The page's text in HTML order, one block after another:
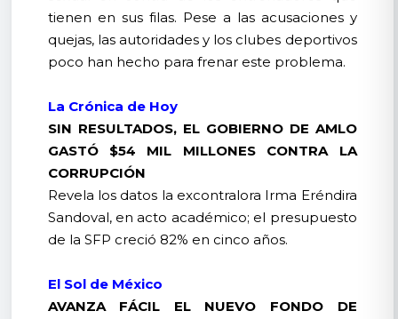
tienen en sus filas. Pese a las acusaciones y
quejas, las autoridades y los clubes deportivos
poco han hecho para frenar este problema.
La Crónica de Hoy
SIN RESULTADOS, EL GOBIERNO DE AMLO
GASTÓ $54 MIL MILLONES CONTRA LA
CORRUPCIÓN
Revela los datos la excontralora Irma Eréndira
Sandoval, en acto académico; el presupuesto
de la SFP creció 82% en cinco años.
El Sol de México
AVANZA FÁCIL EL NUEVO FONDO DE